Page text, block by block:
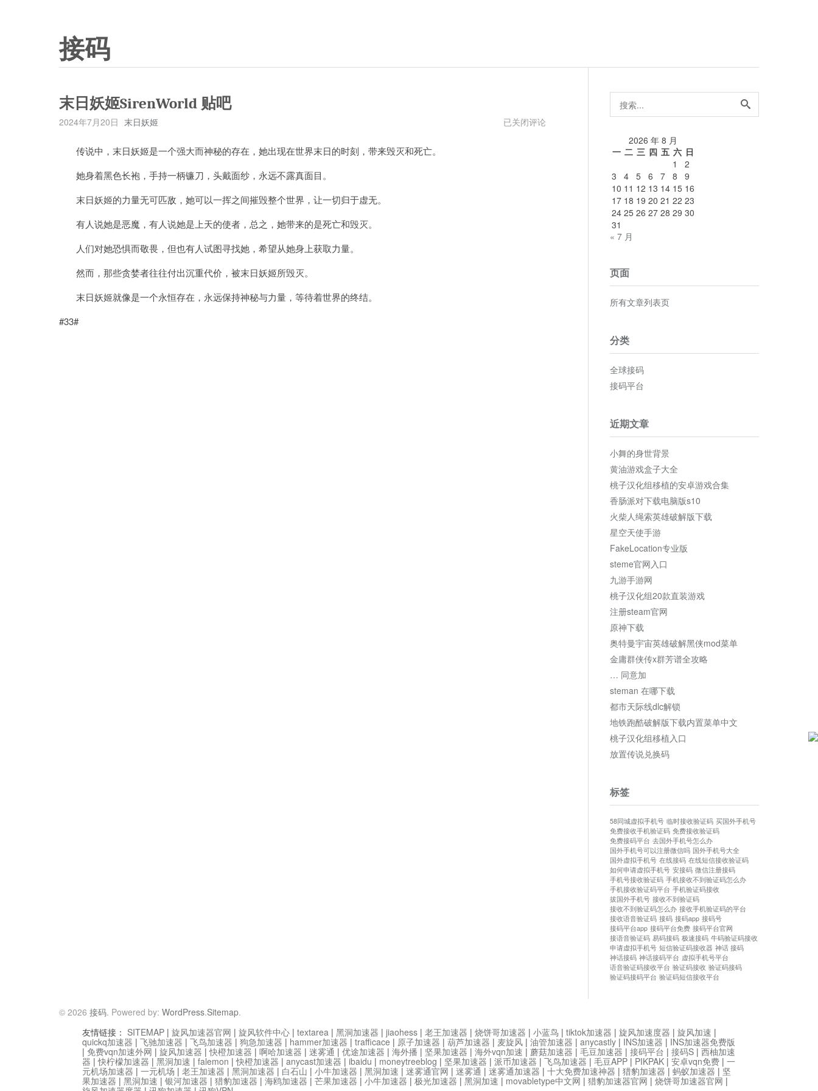
接码
末日妖姬SirenWorld 贴吧
2024年7月20日 末日妖姬
末
已关闭评论
传说中，末日妖姬是一个强大而神秘的存在，她出现在世界末日的时刻，带来毁灭和死亡。
她身着黑色长袍，手持一柄镰刀，头戴面纱，永远不露真面目。
末日妖姬的力量无可匹敌，她可以一挥之间摧毁整个世界，让一切归于虚无。
有人说她是恶魔，有人说她是上天的使者，总之，她带来的是死亡和毁灭。
人们对她恐惧而敬畏，但也有人试图寻找她，希望从她身上获取力量。
然而，那些贪婪者往往付出沉重代价，被末日妖姬所毁灭。
末日妖姬就像是一个永恒存在，永远保持神秘与力量，等待着世界的终结。
#33#
搜
索...
2026 年 8 月
一 二 三 四 五 六 日
1
2
3
4 5 6 7 8
9
10 11 12 13 14 15 16
17 18 19 20 21 22 23
24 25 26 27 28 29 30
31
« 7 月
页面
所有文章列表页
分类
全球接码
接码平台
近期文章
小舞的身世背景
黄油游戏盒子大全
桃子汉化组移植的安卓游戏合集
香肠派对下载电脑版s10
火柴人绳索英雄破解版下载
星空天使手游
FakeLocation专业版
steme官网入口
九游手游网
桃子汉化组20款直装游戏
注册steam官网
原神下载
奥特曼宇宙英雄破解黑侠mod菜单
金庸群侠传x群芳谱全攻略
… 同意加
steman 在哪下载
都市天际线dlc解锁
地铁跑酷破解版下载内置菜单中文
桃子汉化组移植入口
放置传说兑换码
标签
58同城虚拟手机号 临时接收验证码 买国外手机号
免费接收手机验证码 免费接收验证码
免费接码平台 去国外手机号怎么办
国外手机号可以注册微信吗 国外手机号大全
国外虚拟手机号 在线接码 在线短信接收验证码
如何申请虚拟手机号 安接码 微信注册接码
手机号接收验证码 手机接收不到验证码怎么办
手机接收验证码平台 手机验证码接收
拔国外手机号 接收不到验证码
接收不到验证码怎么办 接收手机验证码的平台
接收语音验证码 接码 接码app 接码号
接码平台app 接码平台免费 接码平台官网
接语音验证码 易码接码 极速接码 牛码验证码接收
申请虚拟手机号 短信验证码接收器 神话 接码
神话接码 神话接码平台 虚拟手机号平台
语音验证码接收平台 验证码接收 验证码接码
验证码接码平台 验证码短信接收平台
© 2026 接码. Powered by: WordPress.Sitemap.
友情链接： SITEMAP | 旋风加速器官网 | 旋风软件中心 | textarea | 黑洞加速器 | jiaohess | 老王加速器 | 烧饼哥加速器 | 小蓝鸟 | tiktok加速器 | 旋风加速度器 | 旋风加速 |
quickq加速器 | 飞驰加速器 | 飞鸟加速器 | 狗急加速器 | hammer加速器 | trafficace | 原子加速器 | 葫芦加速器 | 麦旋风 | 油管加速器 | anycastly | INS加速器 | INS加速器免费版
| 免费vqn加速外网 | 旋风加速器 |快橙加速器 | 啊哈加速器 | 迷雾通 | 优途加速器 | 海外播 | 坚果加速器 | 海外vqn加速 | 蘑菇加速器 | 毛豆加速器 | 接码平台 | 接码S | 西柚加速
器 |快柠檬加速器 | 黑洞加速 | falemon |快橙加速器 | anycast加速器 | ibaidu | moneytreeblog | 坚果加速器 | 派币加速器 | 飞鸟加速器 | 毛豆APP | PIKPAK | 安卓vqn免费 | 一
元机场加速器 | 一元机场 | 老王加速器 | 黑洞加速器 | 白石山 | 小牛加速器 | 黑洞加速 | 迷雾通官网 | 迷雾通 | 迷雾通加速器 | 十大免费加速神器 | 猎豹加速器 | 蚂蚁加速器 | 坚
果加速器 | 黑洞加速 | 银河加速器 | 猎豹加速器 | 海鸥加速器 | 芒果加速器 | 小牛加速器 | 极光加速器 | 黑洞加速 | movabletype中文网 | 猎豹加速器官网 | 烧饼哥加速器官网 |